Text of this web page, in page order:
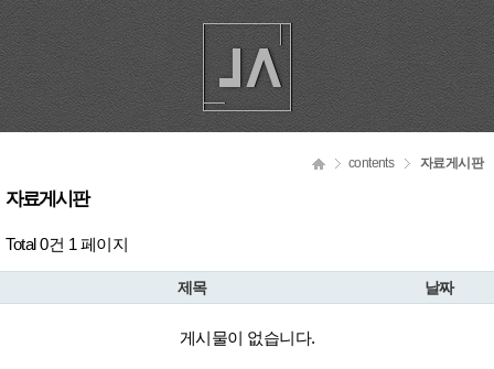
contents 자료게시판
자료게시판
Total 0건 1 페이지
제목 날짜
게시물이 없습니다.